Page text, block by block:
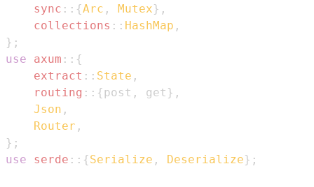
sync :: {Arc , Mutex} ,
collections :: HashMap ,
} ;
use
axum :: {
extract :: State ,
routing :: {post , get } ,
Json ,
Router ,
} ;
use
serde :: {Serialize , Deserialize} ;